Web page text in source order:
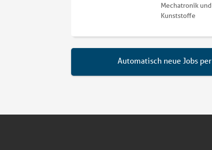
Mechatronik
Kunststoffe
Automatisch neue Jobs